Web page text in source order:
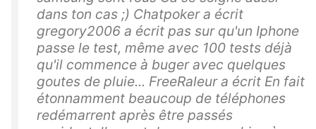
dans ton cas ;) Chatpoker a écrit
gregory2006 a écrit pas sur qu'un Iphone
passe le test, même avec 100 tests déjà
qu'il commence à buger avec quelques
goutes de pluie... FreeRaleur a écrit En fait
étonnamment beaucoup de téléphones
redémarrent après être passés